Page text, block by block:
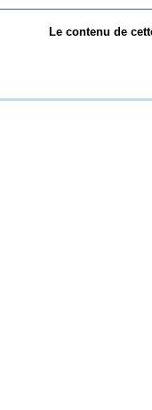
Le contenu de